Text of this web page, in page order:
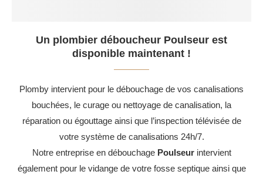
Un plombier déboucheur Poulseur est
disponible maintenant !
Plomby intervient pour le débouchage de vos canalisations
bouchées, le curage ou nettoyage de canalisation, la
réparation ou égouttage ainsi que l’inspection télévisée de
votre système de canalisations 24h/7.
Notre entreprise en débouchage Poulseurintervient
également pour le vidange de votre fosse septique ainsi que